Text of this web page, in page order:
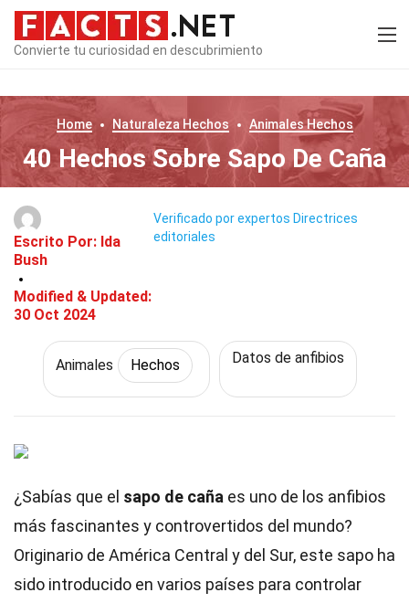
Convierte tu curiosidad en descubrimiento
Home Naturaleza Hechos AnimalesHechos
40 Hechos Sobre Sapo De Caña
Escrito Por: Ida
Bush
Modified & Updated:
30 Oct 2024
Verificado por expertos Directrices
editoriales
Animales Hechos Datos de anfibios
¿Sabías que el sapo de caña es uno de los anfibios
más fascinantes y controvertidos del mundo?
Originario de América Central y del Sur, este sapo ha
sido introducido en varios países para controlar